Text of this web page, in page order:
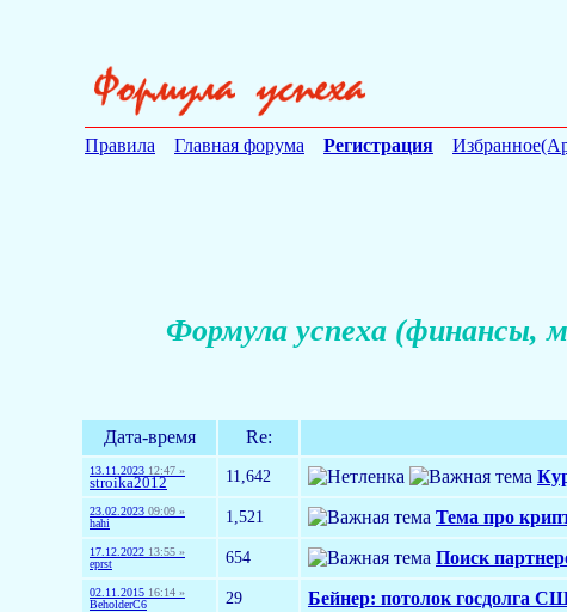
Правила Главная форума Регистрация
Формула успеха (финансы,
Дата-время Re:
13.11.2023 12:47 »
stroika2012 11,642
23.02.2023 09:09 »
hahi
1,521 Тема про
17.12.2022 13:55 »
eprst
654 Поиск
02.11.2015 16:14 »
BeholderC6
29 Бейнер: потолок госдолга